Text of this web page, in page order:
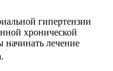
гипертензии
хронической
начинать лечение